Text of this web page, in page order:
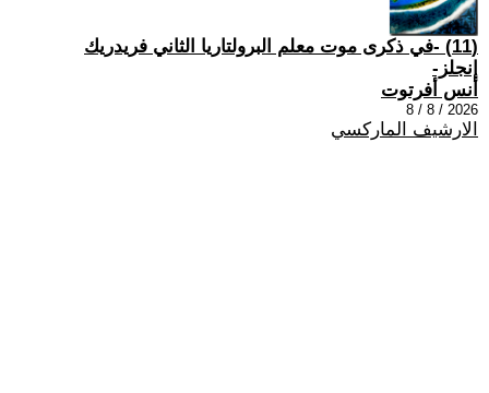
(11) -في ذكرى موت معلم البرولتاريا الثاني فريدريك
إنجلز-
أنس أفرتوت
2026 / 8 / 8
الارشيف الماركسي